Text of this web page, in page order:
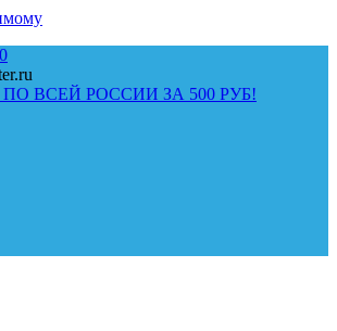
ВСЕЙ РОССИИ ЗА 500 РУБ!